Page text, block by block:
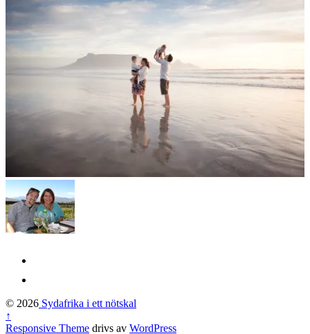
© 2026 Sydafrika i ett nötskal
↑
Responsive Theme drivs av WordPress